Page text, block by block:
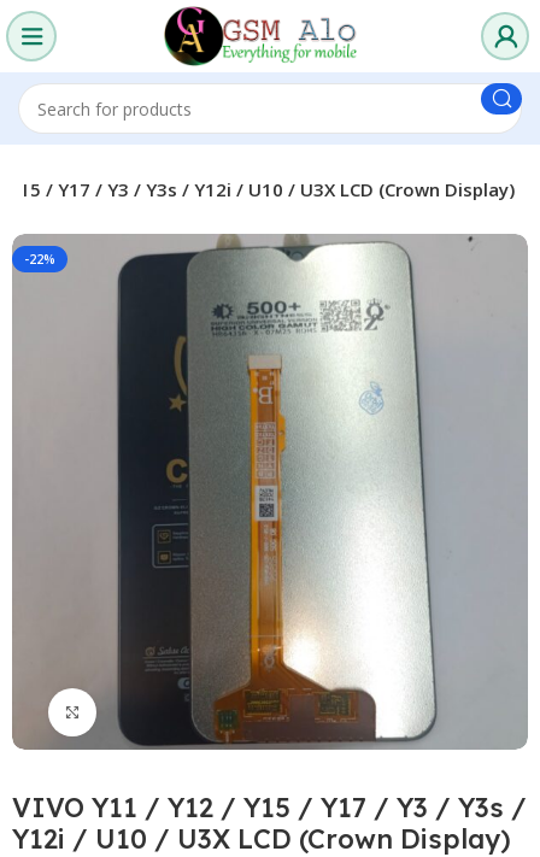
Y15 / Y17 / Y3 / Y3s / Y12i / U10 / U3X LCD (Crown Display)
-22%
Click to enlarge
VIVO Y11 / Y12 / Y15 / Y17 / Y3 / Y3s /
Y12i / U10 / U3X LCD (Crown Display)